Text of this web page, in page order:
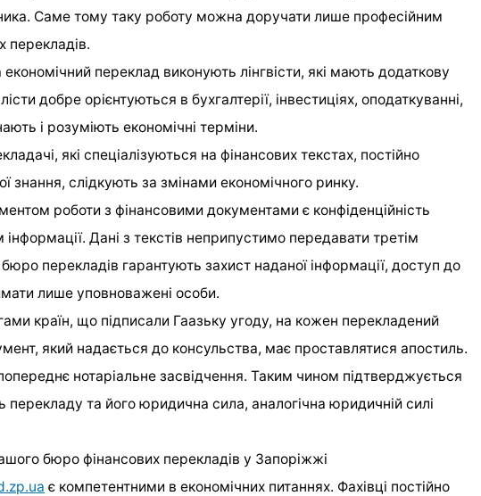
Саме тому таку роботу можна доручати лише професійним
перекладів.
економічний переклад виконують лінгвісти, які мають додаткову
добре орієнтуються в бухгалтерії, інвестиціях, оподаткуванні,
і розуміють економічні терміни.
які спеціалізуються на фінансових текстах, постійно
знання, слідкують за змінами економічного ринку.
роботи з фінансовими документами є конфіденційність
інформації. Дані з текстів неприпустимо передавати третім
перекладів гарантують захист наданої інформації, доступ до
лише уповноважені особи.
країн, що підписали Гаазьку угоду, на кожен перекладений
який надається до консульства, має проставлятися апостиль.
нотаріальне засвідчення. Таким чином підтверджується
перекладу та його юридична сила, аналогічна юридичній силі
бюро фінансових перекладів у Запоріжжі
є компетентними в економічних питаннях. Фахівці постійно